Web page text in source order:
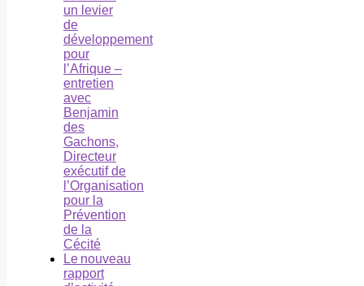
un levier
de
développement
pour
l’Afrique –
entretien
avec
Benjamin
des
Gachons,
Directeur
exécutif de
l’Organisation
pour la
Prévention
de la
Cécité
Le nouveau
rapport